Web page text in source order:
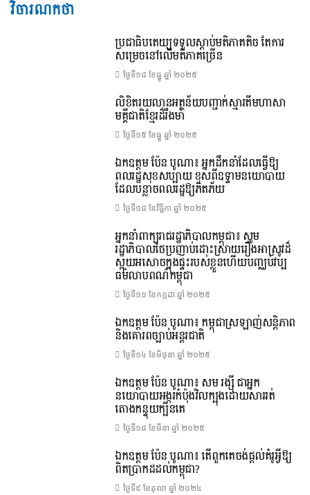
វិចារណកថា
ប្រជាធិបតេយ្យទទួលស្តាប់មតិភាគតិច តែការ
សម្រេចនៅលើមតិភាគច្រើន
ថ្ងៃទី១៨ ខែ​ធ្នូ ឆ្នាំ ២០២៥
លិខិតរយលានអត្ថន័យបញ្ជាក់ស្មារតីមហាសា
មគ្គីជាតិខ្មែរដ៏រឹងមាំ
ថ្ងៃទី១៥ ខែ​ធ្នូ ឆ្នាំ ២០២៥
ឯកឧត្តម ប៉ែន បូណា៖ អ្នកដឹកនាំដែលធ្វើឱ្យ
ពលរដ្ឋសុខសប្បាយ ខុសពីឧទ្ទាមនយោបាយ
ដែលបន្លាចពលរដ្ឋឱ្យភិតភ័យ
ថ្ងៃទី១៨ ខែ​វិច្ឆិកា ឆ្នាំ ២០២៥
អ្នកនាំពាក្យរាជរដ្ឋាភិបាលកម្ពុជា៖ សូម
រដ្ឋាភិបាលថៃប្រញាប់ដោះស្រាយរឿងអាស្រូវដ៏
ស្អុយអសោចក្នុងផ្ទះរបស់ខ្លួនហើយបញ្ឈប់វប្ប
ធម៌លាបពណ៌កម្ពុជា
ថ្ងៃទី១១ ខែ​កក្កដា ឆ្នាំ ២០២៥
ឯកឧត្តម ប៉ែន បូណា៖ កម្ពុជាស្រឡាញ់សន្តិភាព
និងគោរពច្បាប់អន្តរជាតិ
ថ្ងៃទី១៤ ខែ​មិថុនា ឆ្នាំ ២០២៥
ឯកឧត្តម ប៉ែន បូណា៖ សម រង្ស៊ី ជាអ្នក
នយោបាយអង្ករកំប៉ុងវិលក្បុងដោយសាររត់
តោងកន្ទុយក្បិនគេ
ថ្ងៃទី១៨ ខែ​មីនា ឆ្នាំ ២០២៥
ឯកឧត្តម ប៉ែន បូណា៖ តើពួកគេចង់ផ្តល់គំរូអ្វីឱ្យ
ពិតប្រាកដដល់កម្ពុជា?
ថ្ងៃទី៩ ខែ​តុលា ឆ្នាំ ២០២៤